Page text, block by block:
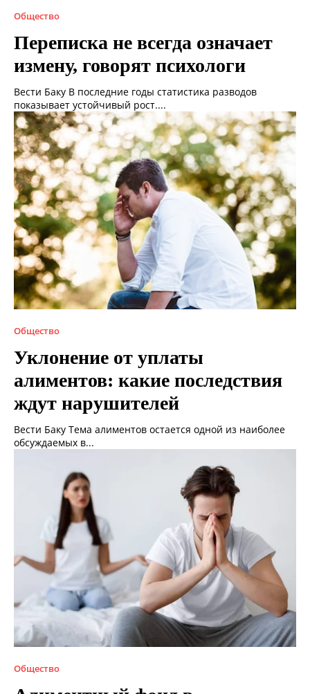
Общество
Переписка не всегда означает
измену, говорят психологи
Вести Баку В последние годы статистика разводов
показывает устойчивый рост....
Общество
Уклонение от уплаты
алиментов: какие последствия
ждут нарушителей
Вести Баку Тема алиментов остается одной из наиболее
обсуждаемых в...
Общество